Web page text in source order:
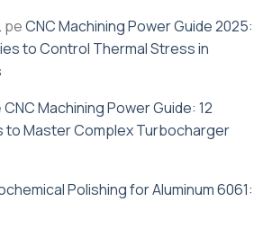
peCNC Machining Power Guide 2025:
to Control Thermal Stress in
CNC Machining Power Guide: 12
to Master Complex Turbocharger
Polishing for Aluminum 6061: